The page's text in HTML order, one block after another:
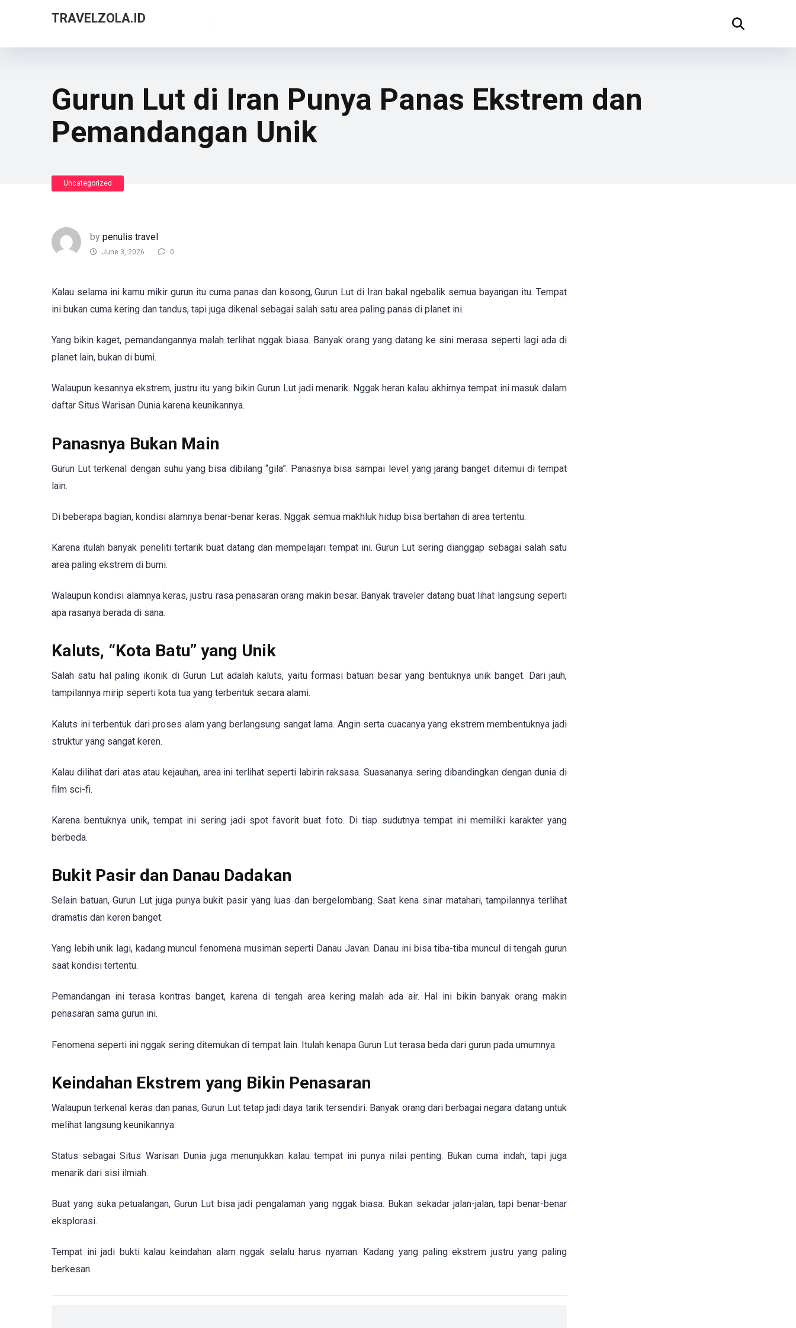
TRAVELZOLA.ID
Gurun Lut di Iran Punya Panas Ekstrem dan
Pemandangan Unik
Uncategorized
by penulis travel
June 3, 2026 0
Kalau selama ini kamu mikir gurun itu cuma panas dan kosong, Gurun Lut di Iran bakal ngebalik semua bayangan itu. Tempat
ini bukan cuma kering dan tandus, tapi juga dikenal sebagai salah satu area paling panas di planet ini.
Yang bikin kaget, pemandangannya malah terlihat nggak biasa. Banyak orang yang datang ke sini merasa seperti lagi ada di
planet lain, bukan di bumi.
Walaupun kesannya ekstrem, justru itu yang bikin Gurun Lut jadi menarik. Nggak heran kalau akhirnya tempat ini masuk dalam
daftar Situs Warisan Dunia karena keunikannya.
Panasnya Bukan Main
Gurun Lut terkenal dengan suhu yang bisa dibilang “gila”. Panasnya bisa sampai level yang jarang banget ditemui di tempat
lain.
Di beberapa bagian, kondisi alamnya benar-benar keras. Nggak semua makhluk hidup bisa bertahan di area tertentu.
Karena itulah banyak peneliti tertarik buat datang dan mempelajari tempat ini. Gurun Lut sering dianggap sebagai salah satu
area paling ekstrem di bumi.
Walaupun kondisi alamnya keras, justru rasa penasaran orang makin besar. Banyak traveler datang buat lihat langsung seperti
apa rasanya berada di sana.
Kaluts, “Kota Batu” yang Unik
Salah satu hal paling ikonik di Gurun Lut adalah kaluts, yaitu formasi batuan besar yang bentuknya unik banget. Dari jauh,
tampilannya mirip seperti kota tua yang terbentuk secara alami.
Kaluts ini terbentuk dari proses alam yang berlangsung sangat lama. Angin serta cuacanya yang ekstrem membentuknya jadi
struktur yang sangat keren.
Kalau dilihat dari atas atau kejauhan, area ini terlihat seperti labirin raksasa. Suasananya sering dibandingkan dengan dunia di
film sci-fi.
Karena bentuknya unik, tempat ini sering jadi spot favorit buat foto. Di tiap sudutnya tempat ini memiliki karakter yang
berbeda.
Bukit Pasir dan Danau Dadakan
Selain batuan, Gurun Lut juga punya bukit pasir yang luas dan bergelombang. Saat kena sinar matahari, tampilannya terlihat
dramatis dan keren banget.
Yang lebih unik lagi, kadang muncul fenomena musiman seperti Danau Javan. Danau ini bisa tiba-tiba muncul di tengah gurun
saat kondisi tertentu.
Pemandangan ini terasa kontras banget, karena di tengah area kering malah ada air. Hal ini bikin banyak orang makin
penasaran sama gurun ini.
Fenomena seperti ini nggak sering ditemukan di tempat lain. Itulah kenapa Gurun Lut terasa beda dari gurun pada umumnya.
Keindahan Ekstrem yang Bikin Penasaran
Walaupun terkenal keras dan panas, Gurun Lut tetap jadi daya tarik tersendiri. Banyak orang dari berbagai negara datang untuk
melihat langsung keunikannya.
Status sebagai Situs Warisan Dunia juga menunjukkan kalau tempat ini punya nilai penting. Bukan cuma indah, tapi juga
menarik dari sisi ilmiah.
Buat yang suka petualangan, Gurun Lut bisa jadi pengalaman yang nggak biasa. Bukan sekadar jalan-jalan, tapi benar-benar
eksplorasi.
Tempat ini jadi bukti kalau keindahan alam nggak selalu harus nyaman. Kadang yang paling ekstrem justru yang paling
berkesan.